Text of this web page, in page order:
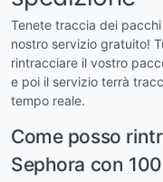
Tenete traccia dei
nostro servizio gratuito!
rintracciare il vostro
e poi il servizio terrà
tempo reale.
Come posso
Sephora con